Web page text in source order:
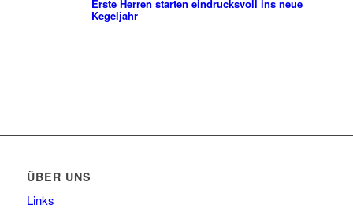
Erste Herren starten eindrucksvoll ins neue
Kegeljahr
ÜBER UNS
Links